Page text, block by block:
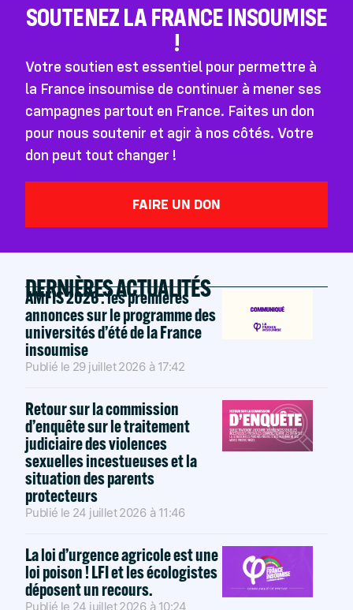
SOUTENEZ LA FRANCE INSOUMISE
!
Votre soutien est essentiel pour permettre à
la France insoumise de continuer à mener ses
campagnes partout en France. Faites un don
pour nous soutenir et agir à nos côtés. Votre
don peut tout changer !
FAIRE UN DON
DERNIÈRES ACTUALITÉS
AMFIS 2026 : les premières
annonces sur le programme des
universités d’été de la France
insoumise
Publié le 29 juillet 2026 à 17:42
Retour sur la commission
d’enquête sur le traitement
judiciaire des violences
sexuelles incestueuses et la
situation des parents
protecteurs
Publié le 24 juillet 2026 à 11:46
La loi d’urgence agricole est une
loi poison ! LFI et les écologistes
déposent un recours.
Publié le 24 juillet 2026 à 10:24